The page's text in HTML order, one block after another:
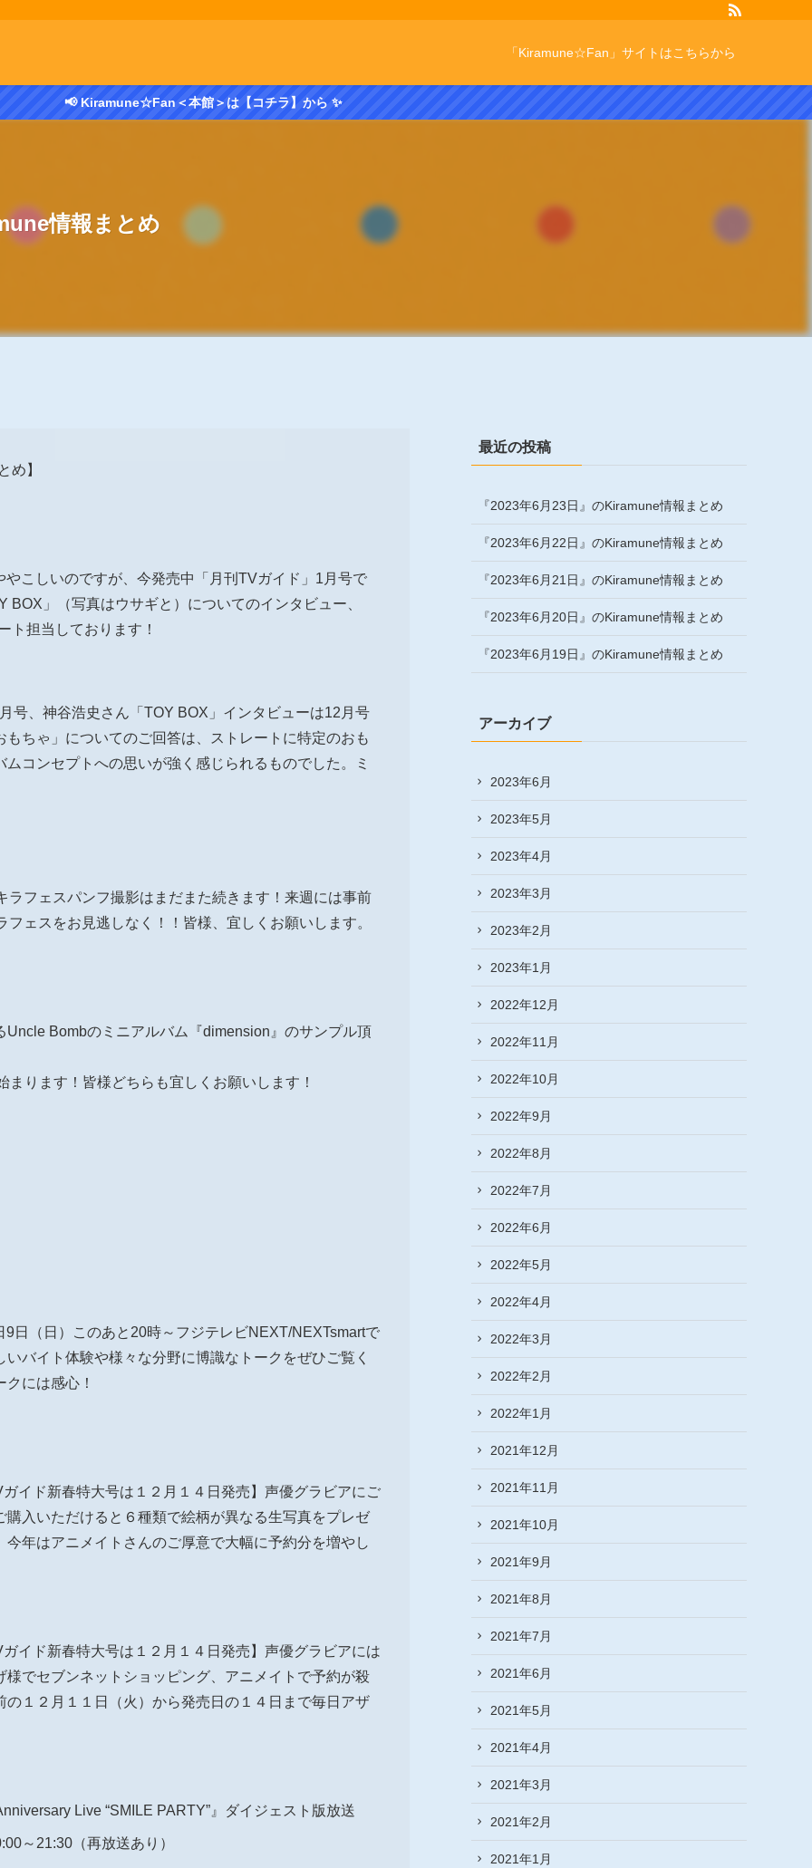
「Kiramune☆Fan」サイトはこちらから
📢 Kiramune☆Fan＜本館＞は【コチラ】から ✨
情報まとめ
め】
やこしいのですが、今発売中「月刊TVガイド」1月号で
BOX」（写真はウサギと）についてのインタビュー、
ト担当しております！
号、神谷浩史さん「TOY BOX」インタビューは12月号
ちゃ」についてのご回答は、ストレートに特定のおも
コンセプトへの思いが強く感じられるものでした。ミ
ラフェスパンフ撮影はまだまた続きます！来週には事前
ェスをお見逃しなく！！皆様、宜しくお願いします。
Uncle Bombのミニアルバム『dimension』のサンプル頂
まります！皆様どちらも宜しくお願いします！
9日（日）このあと20時～フジテレビNEXT/NEXTsmartで
バイト体験や様々な分野に博識なトークをぜひご覧く
には感心！
ガイド新春特大号は１２月１４日発売】声優グラビアにご
入いただけると６種類で絵柄が異なる生写真をプレゼ
年はアニメイトさんのご厚意で大幅に予約分を増やし
ガイド新春特大号は１２月１４日発売】声優グラビアには
でセブンネットショッピング、アニメイトで予約が殺
１２月１１日（火）から発売日の１４日まで毎日アザ
Live “SMILE PARTY”』ダイジェスト版放送
～21:30（再放送あり）
最近の投稿
『2023年6月23日』のKiramune情報まとめ
『2023年6月22日』のKiramune情報まとめ
『2023年6月21日』のKiramune情報まとめ
『2023年6月20日』のKiramune情報まとめ
『2023年6月19日』のKiramune情報まとめ
アーカイブ
2023年6月
2023年5月
2023年4月
2023年3月
2023年2月
2023年1月
2022年12月
2022年11月
2022年10月
2022年9月
2022年8月
2022年7月
2022年6月
2022年5月
2022年4月
2022年3月
2022年2月
2022年1月
2021年12月
2021年11月
2021年10月
2021年9月
2021年8月
2021年7月
2021年6月
2021年5月
2021年4月
2021年3月
2021年2月
2021年1月